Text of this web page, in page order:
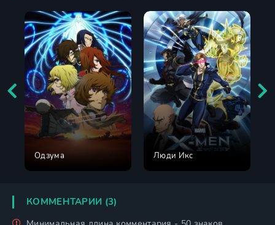
Одзума Люди Икс
КОММЕНТАРИИ (3)